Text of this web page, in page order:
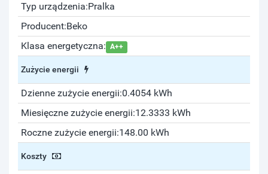
Typ urządzenia:Pralka
Producent:Beko
Klasa energetyczna: A++
Zużycie energii
Dzienne zużycie energii:0.4054 kWh
Miesięczne zużycie energii:12.3333 kWh
Roczne zużycie energii:148.00 kWh
Koszty